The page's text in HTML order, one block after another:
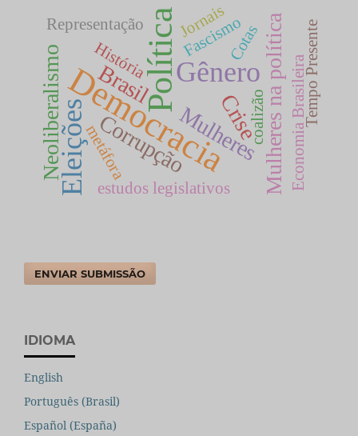
Democracia
Política
Eleições
GêneroMulheres na política
Mulheres
Crise
Corrupção
Brasil
Neoliberalismo
Representação
metáfora
Fascismo
estudos legislativos
coalizão
Cotas
Jornais
Economia Brasileira
História Tempo Presente
ENVIAR SUBMISSÃO
IDIOMA
English
Português (Brasil)
Español (España)